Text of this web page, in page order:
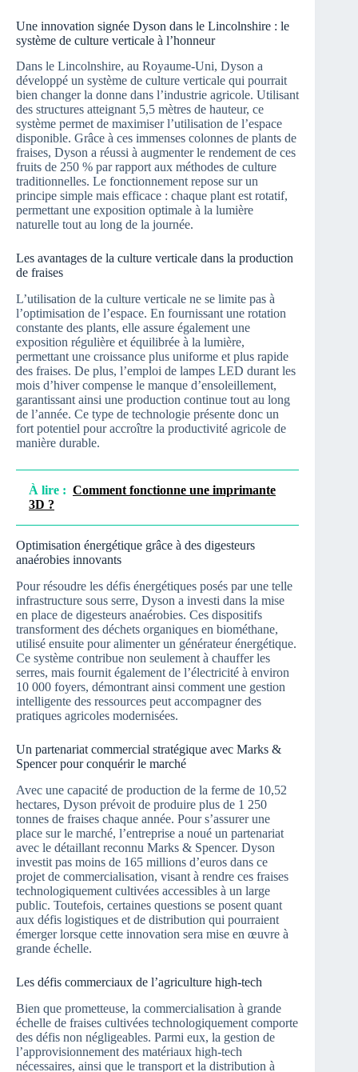
Une innovation signée Dyson dans le Lincolnshire : le
système de culture verticale à l’honneur
Dans le Lincolnshire, au Royaume-Uni, Dyson a
développé un système de culture verticale qui pourrait
bien changer la donne dans l’industrie agricole. Utilisant
des structures atteignant 5,5 mètres de hauteur, ce
système permet de maximiser l’utilisation de l’espace
disponible. Grâce à ces immenses colonnes de plants de
fraises, Dyson a réussi à augmenter le rendement de ces
fruits de 250 % par rapport aux méthodes de culture
traditionnelles. Le fonctionnement repose sur un
principe simple mais efficace : chaque plant est rotatif,
permettant une exposition optimale à la lumière
naturelle tout au long de la journée.
Les avantages de la culture verticale dans la production
de fraises
L’utilisation de la culture verticale ne se limite pas à
l’optimisation de l’espace. En fournissant une rotation
constante des plants, elle assure également une
exposition régulière et équilibrée à la lumière,
permettant une croissance plus uniforme et plus rapide
des fraises. De plus, l’emploi de lampes LED durant les
mois d’hiver compense le manque d’ensoleillement,
garantissant ainsi une production continue tout au long
de l’année. Ce type de technologie présente donc un
fort potentiel pour accroître la productivité agricole de
manière durable.
À lire : Comment fonctionne une imprimante
3D ?
Optimisation énergétique grâce à des digesteurs
anaérobies innovants
Pour résoudre les défis énergétiques posés par une telle
infrastructure sous serre, Dyson a investi dans la mise
en place de digesteurs anaérobies. Ces dispositifs
transforment des déchets organiques en biométhane,
utilisé ensuite pour alimenter un générateur énergétique.
Ce système contribue non seulement à chauffer les
serres, mais fournit également de l’électricité à environ
10 000 foyers, démontrant ainsi comment une gestion
intelligente des ressources peut accompagner des
pratiques agricoles modernisées.
Un partenariat commercial stratégique avec Marks &
Spencer pour conquérir le marché
Avec une capacité de production de la ferme de 10,52
hectares, Dyson prévoit de produire plus de 1 250
tonnes de fraises chaque année. Pour s’assurer une
place sur le marché, l’entreprise a noué un partenariat
avec le détaillant reconnu Marks & Spencer. Dyson
investit pas moins de 165 millions d’euros dans ce
projet de commercialisation, visant à rendre ces fraises
technologiquement cultivées accessibles à un large
public. Toutefois, certaines questions se posent quant
aux défis logistiques et de distribution qui pourraient
émerger lorsque cette innovation sera mise en œuvre à
grande échelle.
Les défis commerciaux de l’agriculture high-tech
Bien que prometteuse, la commercialisation à grande
échelle de fraises cultivées technologiquement comporte
des défis non négligeables. Parmi eux, la gestion de
l’approvisionnement des matériaux high-tech
nécessaires, ainsi que le transport et la distribution à